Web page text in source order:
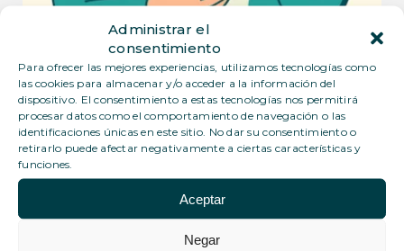
Administrar el
consentimiento
Para ofrecer las mejores experiencias, utilizamos tecnologías como
las cookies para almacenar y/o acceder a la información del
dispositivo. El consentimiento a estas tecnologías nos permitirá
procesar datos como el comportamiento de navegación o las
identificaciones únicas en este sitio. No dar su consentimiento o
retirarlo puede afectar negativamente a ciertas características y
funciones.
Aceptar
Negar
Tus derechos y transparencia
Tus datos te pertenecen y nosotros
facilitamos su gestión.
Actualizaciones básicas como correo
electrónico y número de teléfono pueden